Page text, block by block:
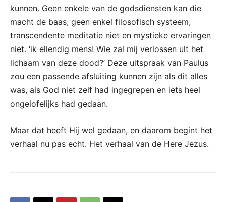
kunnen. Geen enkele van de godsdiensten kan die
macht de baas, geen enkel filosofisch systeem,
transcendente meditatie niet en mystieke ervaringen
niet. ‘ik ellendig mens! Wie zal mij verlossen ult het
lichaam van deze dood?’ Deze uitspraak van Paulus
zou een passende afsluiting kunnen zijn als dit alles
was, als God niet zelf had ingegrepen en iets heel
ongelofelijks had gedaan.
Maar dat heeft Hij wel gedaan, en daarom begint het
verhaal nu pas echt. Het verhaal van de Here Jezus.